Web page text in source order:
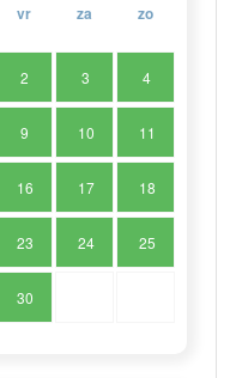
vr za zo
2 3 4
9 10 11
16 17 18
23 24 25
30